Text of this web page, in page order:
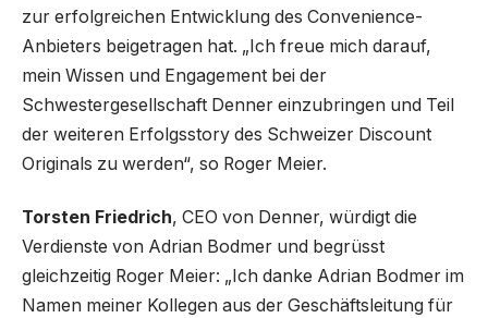
zur erfolgreichen Entwicklung des Convenience-
Anbieters beigetragen hat. „Ich freue mich darauf,
mein Wissen und Engagement bei der
Schwestergesellschaft Denner einzubringen und Teil
der weiteren Erfolgsstory des Schweizer Discount
Originals zu werden“, so Roger Meier.
Torsten Friedrich, CEO von Denner, würdigt die
Verdienste von Adrian Bodmer und begrüsst
gleichzeitig Roger Meier: „Ich danke Adrian Bodmer im
Namen meiner Kollegen aus der Geschäftsleitung für